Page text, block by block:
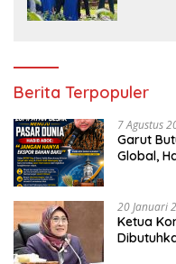
Berita Terpopuler
7 Agustus
Garut
Global,
20 Januari
Ketua